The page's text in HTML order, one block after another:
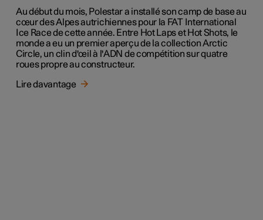
Au début du mois, Polestar a installé son camp de base au
cœur des Alpes autrichiennes pour la FAT International
Ice Race de cette année. Entre Hot Laps et Hot Shots, le
monde a eu un premier aperçu de la collection Arctic
Circle, un clin d'œil à l'ADN de compétition sur quatre
roues propre au constructeur.
Lire davantage